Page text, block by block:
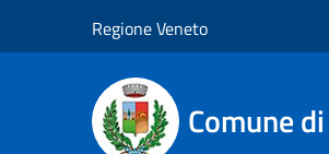
Regione Veneto
Comune